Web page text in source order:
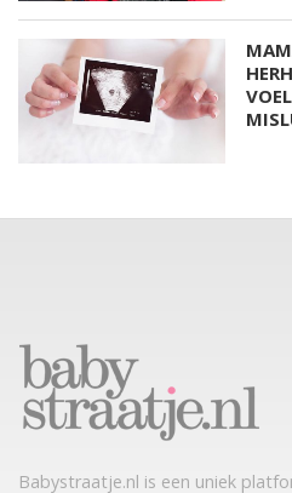
Babystraatje.nl is een uniek